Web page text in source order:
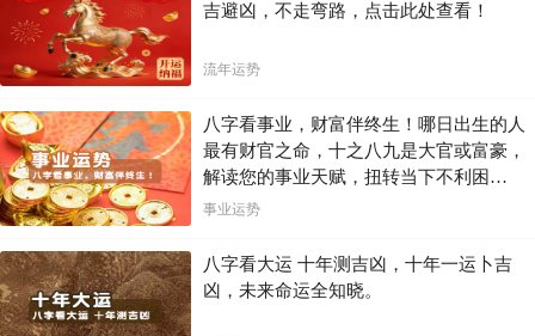
吉避凶，不走弯路，点击此处查看！
流年运势
八字看事业，财富伴终生！哪日出生的人
最有财官之命，十之八九是大官或富豪，
解读您的事业天赋，扭转当下不利困
局！！
事业运势
八字看大运 十年测吉凶，十年一运卜吉
凶，未来命运全知晓。